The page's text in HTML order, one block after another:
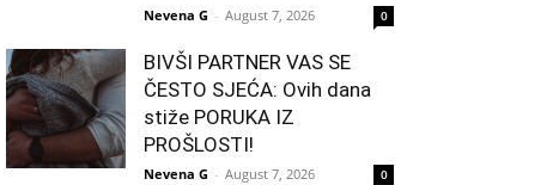
Nevena G - August 7, 2026 0
BIVŠI PARTNER VAS SE
ČESTO SJEĆA: Ovih dana
stiže PORUKA IZ
PROŠLOSTI!
Nevena G - August 7, 2026 0